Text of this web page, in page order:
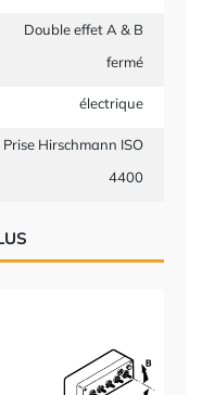
Double effet A & B
fermé
électrique
Prise Hirschmann ISO
4400